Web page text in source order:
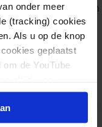
onder meer
(tracking) cookies
Als u op de knop
geplaatst
de YouTube
tot nu toe en is een
zorgverleners
om
door het
(IHME) aan de